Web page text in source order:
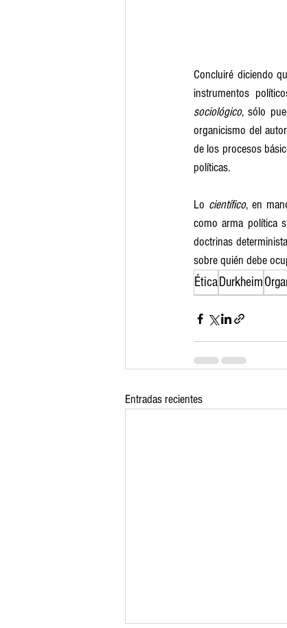
Concluiré diciendo
instrumentos
sociológico, sólo
organicismo del
de los procesos
políticas.
Lo científico, en
como arma política
doctrinas
sobre quién debe
ÉticaDurkheim
Entradas recientes